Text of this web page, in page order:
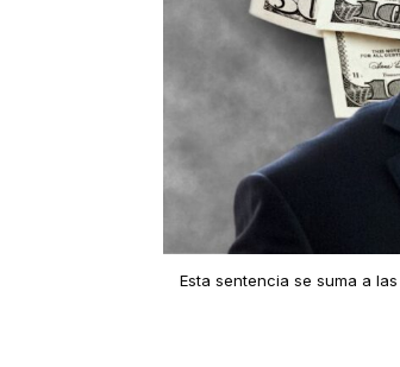
Esta sentencia se suma a